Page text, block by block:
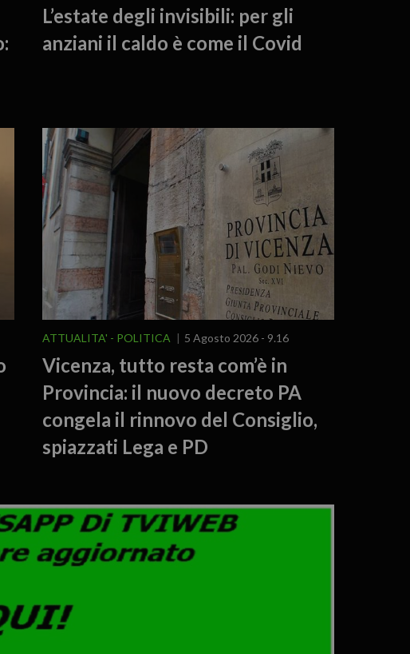
L’estate degli invisibili: per gli
anziani il caldo è come il Covid
ATTUALITA' POLITICA 5 Agosto 2026 - 9.16
Vicenza, tutto resta com’è in
Provincia: il nuovo decreto PA
congela il rinnovo del Consiglio,
spiazzati Lega e PD